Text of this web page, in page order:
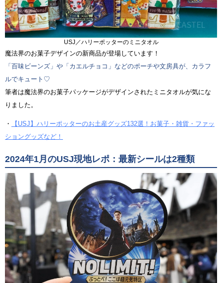
USJ／ハリーポッターのミニタオル
魔法界のお菓子デザインの新商品が登場しています！
「百味ビーンズ」や「カエルチョコ」などのポーチや文房具が、カラフ
ルでキュート♡
筆者は魔法界のお菓子パッケージがデザインされたミニタオルが気にな
りました。
・
【USJ】ハリーポッターのお土産グッズ132選！お菓子・雑貨・ファッ
ショングッズなど！
2024年1月のUSJ現地レポ：最新シールは2種類